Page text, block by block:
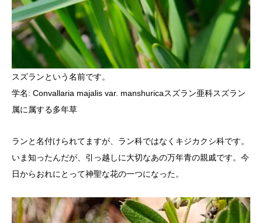
スズランという名前です。
学名: Convallaria majalis var. manshuricaスズラン亜科スズラン
属に属する多年草
ランと名付けられてますが、ラン科ではなくキジカクシ科です。
いま知ったんだが、引っ越しに大切なあの万年青の親戚です。今
日からおれにとって神聖な花の一つになった。